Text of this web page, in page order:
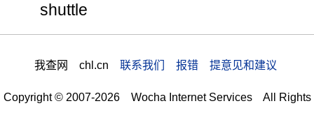
shuttle
我查网 chl.cn 联系我们 报错 提意见和建议
Copyright © 2007-2026 Wocha Internet Services All Rights